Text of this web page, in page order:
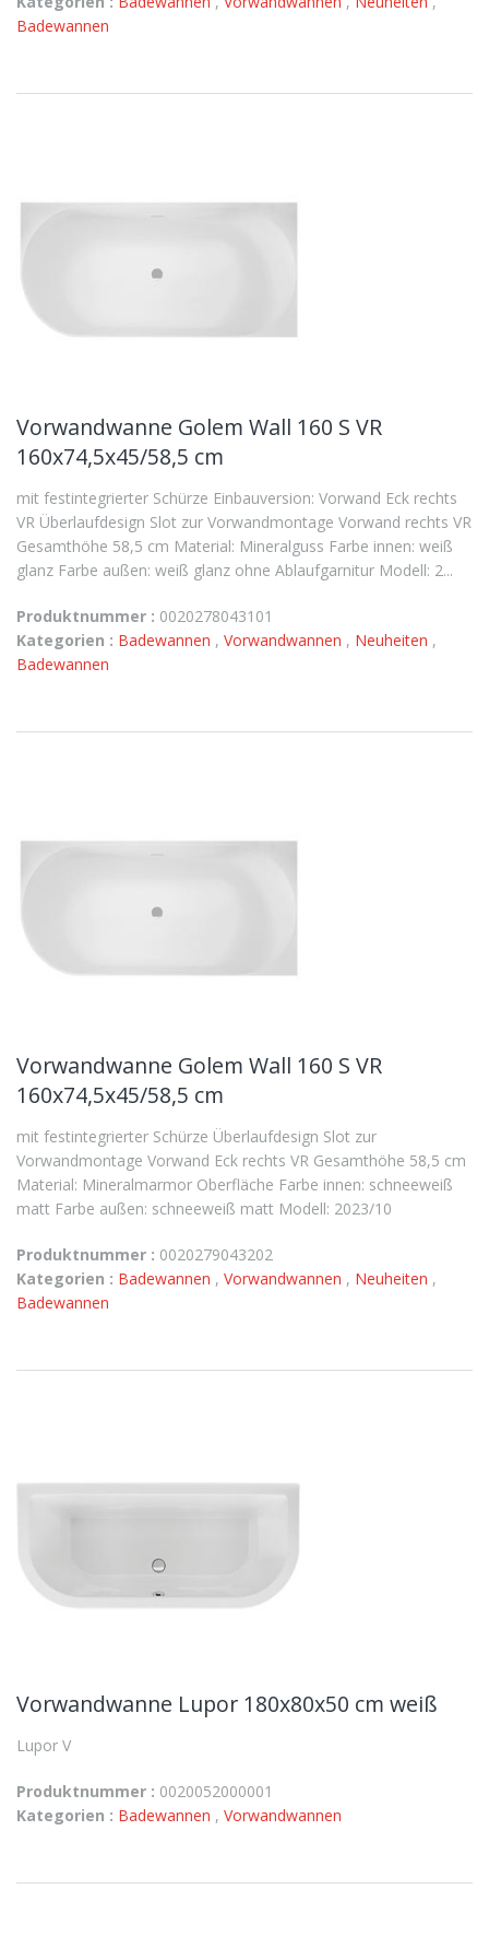
Badewannen
Vorwandwanne Golem Wall 160 S VR
160x74,5x45/58,5 cm
mit festintegrierter Schürze Einbauversion: Vorwand Eck rechts
VR Überlaufdesign Slot zur Vorwandmontage Vorwand rechts VR
Gesamthöhe 58,5 cm Material: Mineralguss Farbe innen: weiß
glanz Farbe außen: weiß glanz ohne Ablaufgarnitur Modell: 2...
Produktnummer : 0020278043101
Kategorien : Badewannen , Vorwandwannen , Neuheiten ,
Badewannen
Vorwandwanne Golem Wall 160 S VR
160x74,5x45/58,5 cm
mit festintegrierter Schürze Überlaufdesign Slot zur
Vorwandmontage Vorwand Eck rechts VR Gesamthöhe 58,5 cm
Material: Mineralmarmor Oberfläche Farbe innen: schneeweiß
matt Farbe außen: schneeweiß matt Modell: 2023/10
Produktnummer : 0020279043202
Kategorien : Badewannen , Vorwandwannen , Neuheiten ,
Badewannen
Vorwandwanne Lupor 180x80x50 cm weiß
Lupor V
Produktnummer : 0020052000001
Kategorien : Badewannen , Vorwandwannen